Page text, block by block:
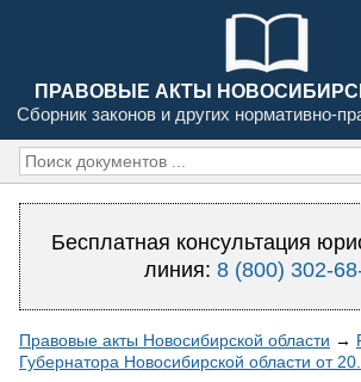
ПРАВОВЫЕ АКТЫ
Сборник законов и других нормативно-
Бесплатная консультация
линия:8 (800) 302-
Правовые акты Новосибирской области →
Губернатора Новосибирской области от